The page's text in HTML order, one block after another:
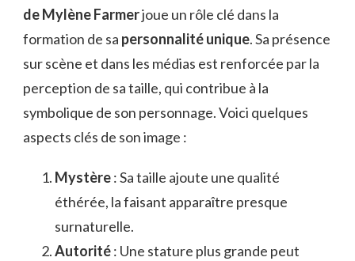
de Mylène Farmerjoue un rôle clé dans la
formation de sa personnalité unique. Sa présence
sur scène et dans les médias est renforcée par la
perception de sa taille, qui contribue à la
symbolique de son personnage. Voici quelques
aspects clés de son image :
Mystère: Sa taille ajoute une qualité
éthérée, la faisant apparaître presque
surnaturelle.
Autorité: Une stature plus grande peut